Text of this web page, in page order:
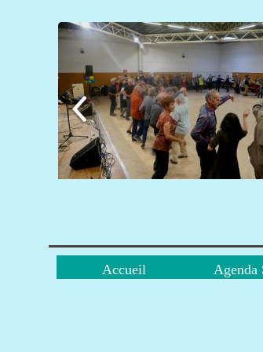
Accueil
Accueil Agenda
Agenda